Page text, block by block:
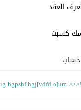
العقد
كسبت
ig hgpshf hgj[vdfd o]um